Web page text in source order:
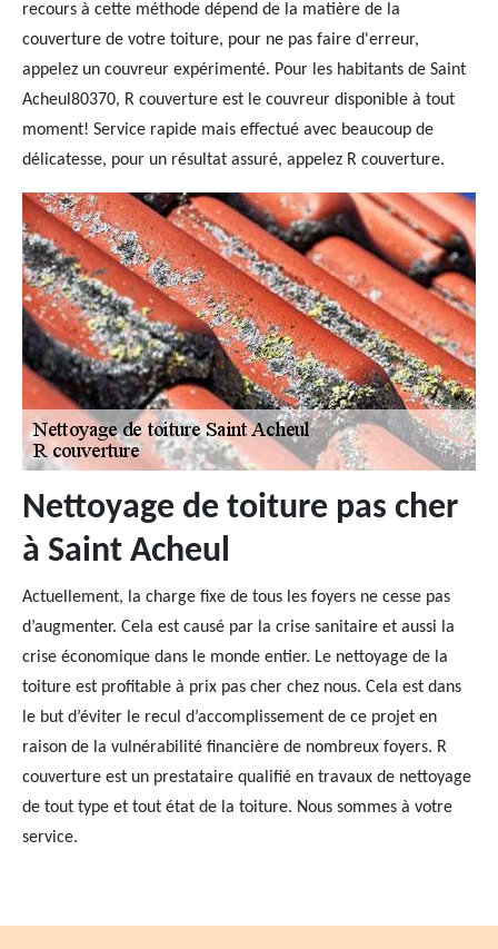
recours à cette méthode dépend de la matière de la
couverture de votre toiture, pour ne pas faire d'erreur,
appelez un couvreur expérimenté. Pour les habitants de Saint
Acheul80370, R couverture est le couvreur disponible à tout
moment! Service rapide mais effectué avec beaucoup de
délicatesse, pour un résultat assuré, appelez R couverture.
Nettoyage de toiture pas cher
à Saint Acheul
Actuellement, la charge fixe de tous les foyers ne cesse pas
d’augmenter. Cela est causé par la crise sanitaire et aussi la
crise économique dans le monde entier. Le nettoyage de la
toiture est profitable à prix pas cher chez nous. Cela est dans
le but d’éviter le recul d’accomplissement de ce projet en
raison de la vulnérabilité financière de nombreux foyers. R
couverture est un prestataire qualifié en travaux de nettoyage
de tout type et tout état de la toiture. Nous sommes à votre
service.